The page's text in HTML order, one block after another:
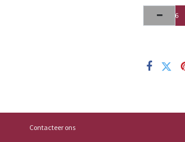
Contacteer ons